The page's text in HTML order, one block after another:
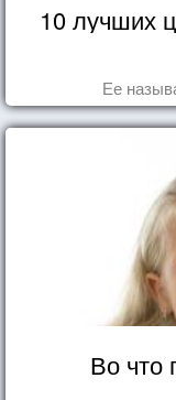
10 лучших
Ее
Во что